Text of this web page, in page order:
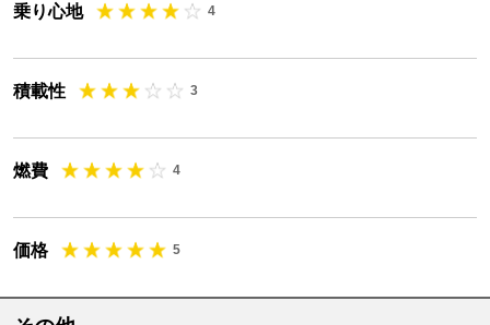
乗り心地 4
積載性 3
燃費 4
価格 5